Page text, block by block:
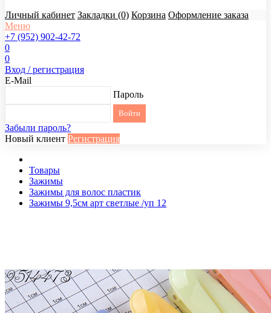
Личный кабинет Закладки (0) Корзина Оформление заказа
Меню
+7 (952) 902-42-72
0
0
Вход / регистрация
E-Mail
Пароль
Забыли пароль?
Новый клиент Регистрация
Товары
Зажимы
Зажимы для волос пластик
Зажимы 9,5см арт светлые /уп 12